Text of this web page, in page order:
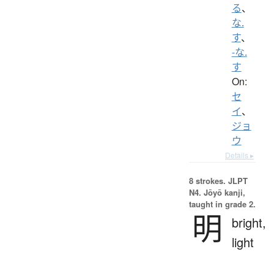
る、
な.
す、
-な.
す
On:
セ
イ、
ジョ
ウ
Details ▸
8 strokes. JLPT
N4. Jōyō kanji,
taught in grade 2.
明
bright,
light